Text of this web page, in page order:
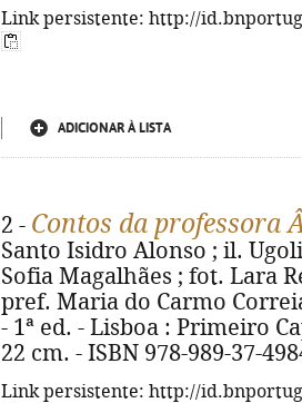
Link persistente: http://
ADICIONAR À LISTA
2 - Contos da professora
Santo Isidro Alonso ; il.
Sofia Magalhães ; fot. Lara
pref. Maria do Carmo
- 1ª ed. - Lisboa : Primeiro
22 cm. - ISBN 978-989-37-
Link persistente: http://